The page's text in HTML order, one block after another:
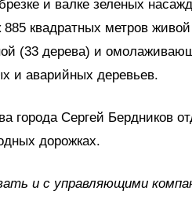
и валке зеленых
квадратных метров
(33 дерева) и
и аварийных деревьев.
города Сергей Бердников
дорожках.
и с управляющими